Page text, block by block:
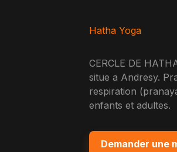
Hatha Yoga
CERCLE DE
situe a Andresy.
respiration
enfants et adultes.
Demander une